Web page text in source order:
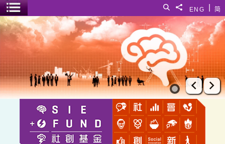
简
ENG
分享給
搜尋
選單開關
社會房屋共享計劃
上一張
下